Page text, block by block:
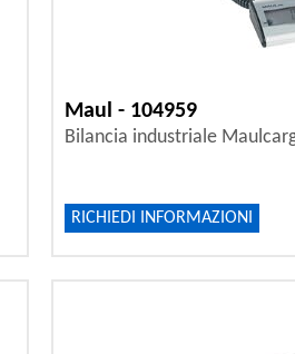
Maul - 104959
Bilancia industriale
RICHIEDI INFORMAZIONI